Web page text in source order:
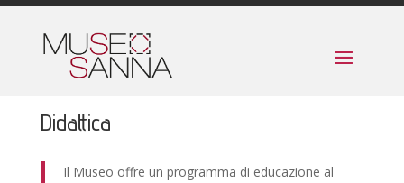
Didattica
Il Museo offre un programma di educazione al